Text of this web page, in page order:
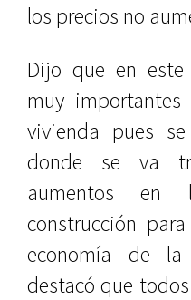
los precios no
Dijo que en este
muy
vivienda pues
donde se va
aumentos en
construcción
economía de
destacó que